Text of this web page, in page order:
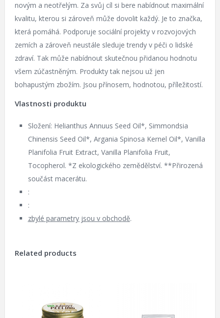
novým a neotřelým. Za svůj cíl si bere nabídnout maximální
kvalitu, kterou si zároveň může dovolit každý. Je to značka,
která pomáhá. Podporuje sociální projekty v rozvojových
zemích a zároveň neustále sleduje trendy v péči o lidské
zdraví. Tak může nabídnout skutečnou přidanou hodnotu
všem zúčastněným. Produkty tak nejsou už jen
bohapustým zbožím. Jsou přínosem, hodnotou, příležitostí.
Vlastnosti produktu
Složení: Helianthus Annuus Seed Oil*, Simmondsia
Chinensis Seed Oil*, Argania Spinosa Kernel Oil*, Vanilla
Planifolia Fruit Extract, Vanilla Planifolia Fruit,
Tocopherol. *Z ekologického zemědělství. **Přirozená
součást macerátu.
:
:
zbylé parametry jsou v obchodě.
Related products